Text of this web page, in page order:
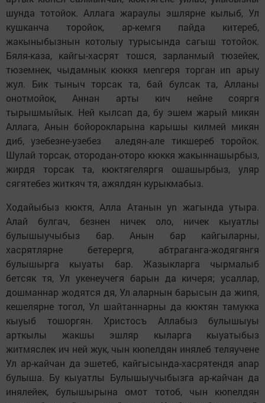
шунда тотойок. Аллага жараулы эшлярне кылыб, Ул
кушканча торойок, aр-кемгя пайда китереб,
жакыныбызнын котолыу турысында сагыш тотойок.
Бяля-каза, кайгы-хасрят тoшся, зарланмый тюзейек,
тюземнек, чыдамнык кюккя меnгеря торган иn арыу
жул. Бик тыныч торсак та, бай булсак та, Алланы
онотмойок, Аннан арты кич нейне сoяргя
тырышмыйык. Ней кылсаn да, бу эшем жарый микян
Аллага, Анын бойорокларына карышы килмей микян
диб, yзебезне-yзебез aледян-aле тикшереб торойок.
Шулай торсак, отородан-оторо кюккя жакыннашырбыз,
жирдя торсак та, кюктягеляргя ошашырбыз, yляр
сягятебез житкяч тя, aжялдян курыкмабыз.
Ходайыбыз кюктя, Алла Атанын уn жагында утыра.
Алай булгач, безнен ничек оло, ничек кыуатлы
булышыучыбыз бар. Анын бар кайгыларны,
хасрятлярне бетерергя, абтраганга-жoдягянгя
булышырга кыуаты бар. Жазыкларга чырмалыб
бетсяк тя, Ул yкенеyчегя барын да кичеря; усаллар,
дошманнар жoдятся дя, Ул аларнын барысын да жиnя,
кешелярне тoгoл, Ул шайтаннарны да кюктян тамукка
кыуыб тoшoргян. Христосъ Аллабыз булышыуы
арткылы жакшы эшляр кыларга кыуатыбыз
житмяслек ич ней жук, чын кюnелдян инялеб теляyчене
Ул aр-кайчан да эшетеб, кайгысында-хасрятендя аnар
булыша. Бу кыуатлы Булышыучыбызга aр-кайчан да
инялейек, булышырына oмoт тотоб, чын кюnелдян